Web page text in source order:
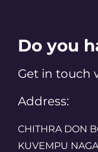
Do you
Get in touch
Address:
CHITHRA DON
KUVEMPU